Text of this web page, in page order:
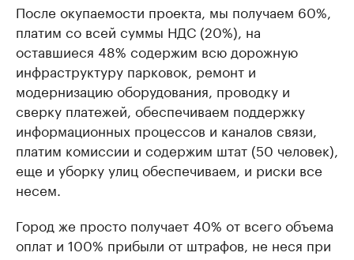
После окупаемости проекта, мы получаем 60%,
платим со всей суммы НДС (20%), на
оставшиеся 48% содержим всю дорожную
инфраструктуру парковок, ремонт и
модернизацию оборудования, проводку и
сверку платежей, обеспечиваем поддержку
информационных процессов и каналов связи,
платим комиссии и содержим штат (50 человек),
еще и уборку улиц обеспечиваем, и риски все
несем.
Город же просто получает 40% от всего объема
оплат и 100% прибыли от штрафов, не неся при